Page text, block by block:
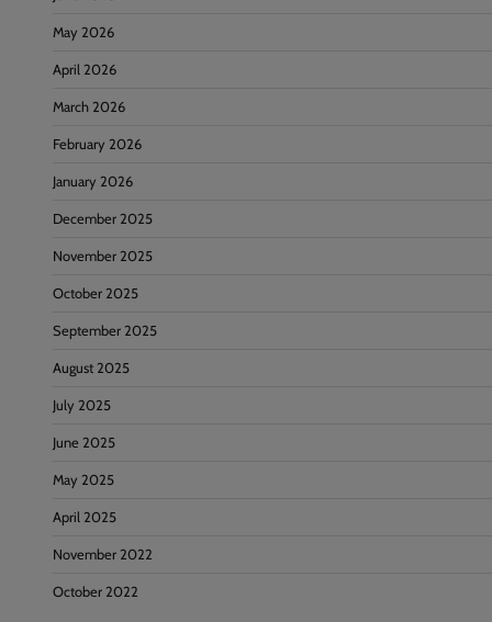
May 2026
April 2026
March 2026
February 2026
January 2026
December 2025
November 2025
October 2025
September 2025
August 2025
July 2025
June 2025
May 2025
April 2025
November 2022
October 2022